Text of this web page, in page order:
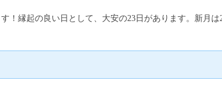
！縁起の良い日として、大安の23日があります。新月は